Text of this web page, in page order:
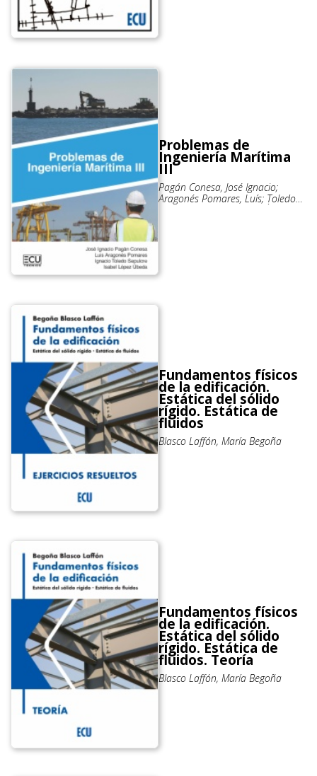
Problemas de
Ingeniería Marítima
III
Pagán Conesa, José Ignacio;
Aragonés Pomares, Luís; Toledo
Fundamentos físicos
de la edificación.
Estática del sólido
rígido. Estática de
fluidos
Blasco Laffón, María Begoña
Fundamentos físicos
de la edificación.
Estática del sólido
rígido. Estática de
fluidos. Teoría
Blasco Laffón, María Begoña